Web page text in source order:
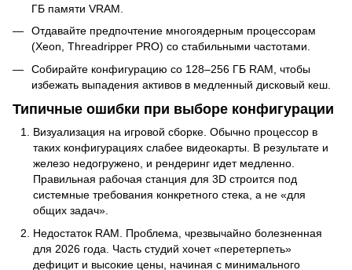
ГБ памяти VRAM.
Отдавайте предпочтение многоядерным процессорам
(Xeon, Threadripper PRO) со стабильными частотами.
Собирайте конфигурацию со 128–256 ГБ RAM, чтобы
избежать выпадения активов в медленный дисковый кеш.
Типичные ошибки при выборе конфигурации
Визуализация на игровой сборке. Обычно процессор в
таких конфигурациях слабее видеокарты. В результате и
железо недогружено, и рендеринг идет медленно.
Правильная рабочая станция для 3D строится под
системные требования конкретного стека, а не «для
общих задач».
Недостаток RAM. Проблема, чрезвычайно болезненная
для 2026 года. Часть студий хочет «перетерпеть»
дефицит и высокие цены, начиная с минимального